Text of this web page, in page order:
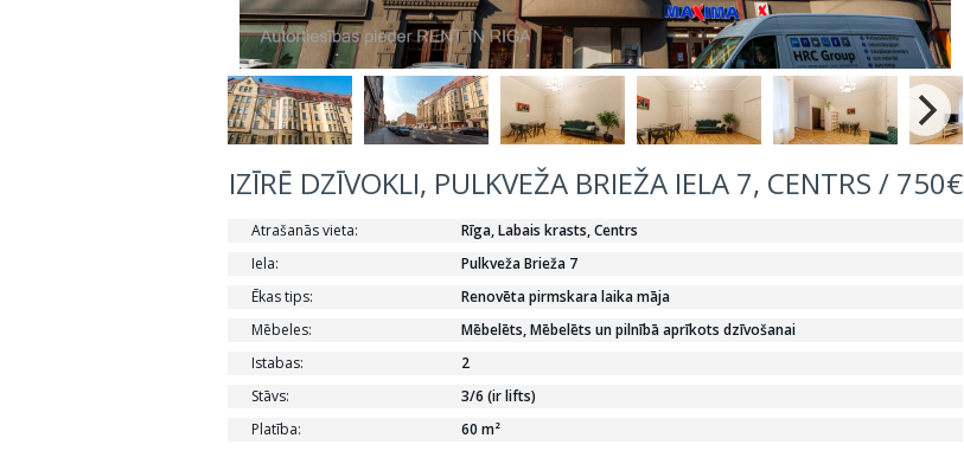
IZĪRĒ DZĪVOKLI, PULKVEŽA BRIEŽA IELA 7, CENTRS / 750€
Atrašanās vieta:
Rīga, Labais krasts, Centrs
Iela:
Pulkveža Brieža 7
Ēkas tips:
Renovēta pirmskara laika māja
Mēbeles:
Mēbelēts, Mēbelēts un pilnībā aprīkots dzīvošanai
Istabas:
2
Stāvs:
3/6 (ir lifts)
Platība:
60 m²